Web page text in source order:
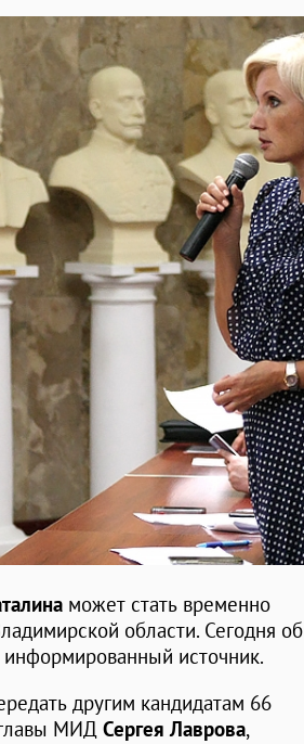
может стать временно
области. Сегодня об
источник.
другим кандидатам 66
главы МИД Сергея Лаврова,